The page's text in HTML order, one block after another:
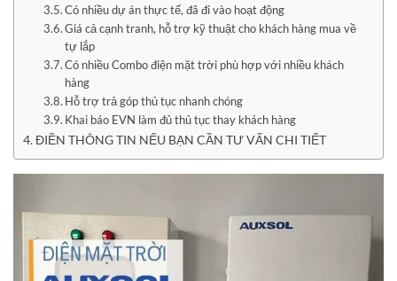
Có nhiều dự án thực tế, đã đi vào hoạt động
Giá cả cạnh tranh, hỗ trợ kỹ thuật cho khách hàng mua về
tự lắp
Có nhiều Combo điện mặt trời phù hợp với nhiều khách
hàng
Hỗ trợ trả góp thủ tục nhanh chóng
Khai báo EVN làm đủ thủ tục thay khách hàng
ĐIỀN THÔNG TIN NẾU BẠN CẦN TƯ VẤN CHI TIẾT